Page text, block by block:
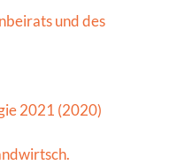
und des
2021 (2020)